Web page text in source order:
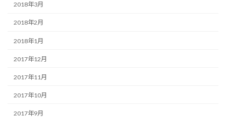
2018年3月
2018年2月
2018年1月
2017年12月
2017年11月
2017年10月
2017年9月